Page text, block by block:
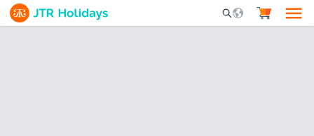
Mobile Search